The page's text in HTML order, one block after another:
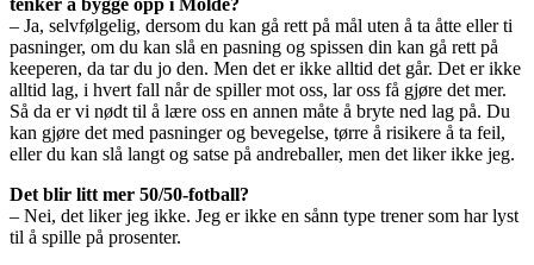
– Ja, selvfølgelig, dersom du kan gå rett på mål uten å ta åtte eller ti
pasninger, om du kan slå en pasning og spissen din kan gå rett på
keeperen, da tar du jo den. Men det er ikke alltid det går. Det er ikke
alltid lag, i hvert fall når de spiller mot oss, lar oss få gjøre det mer.
Så da er vi nødt til å lære oss en annen måte å bryte ned lag på. Du
kan gjøre det med pasninger og bevegelse, tørre å risikere å ta feil,
eller du kan slå langt og satse på andreballer, men det liker ikke jeg.
Det blir litt mer 50/50-fotball?
– Nei, det liker jeg ikke. Jeg er ikke en sånn type trener som har lyst
til å spille på prosenter.